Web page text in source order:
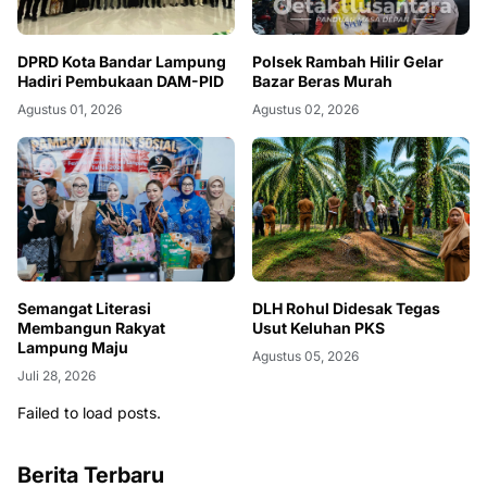
DPRD Kota Bandar Lampung
Hadiri Pembukaan DAM-PID
Agustus 01, 2026
Polsek Rambah Hilir Gelar
Bazar Beras Murah
Agustus 02, 2026
Semangat Literasi
Membangun Rakyat
Lampung Maju
Juli 28, 2026
DLH Rohul Didesak Tegas
Usut Keluhan PKS
Agustus 05, 2026
Failed to load posts.
Berita Terbaru